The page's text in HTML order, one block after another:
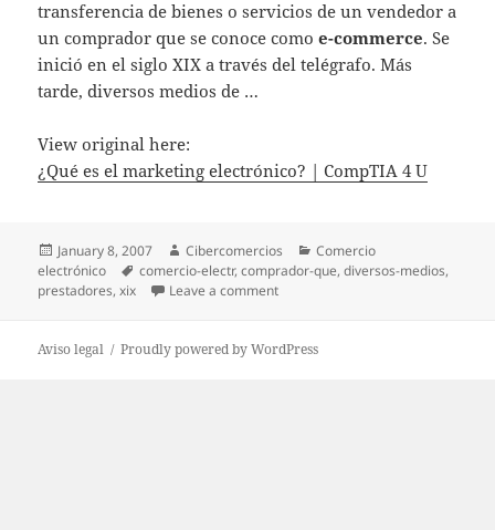
transferencia de bienes o servicios de un vendedor a
un comprador que se conoce comoe-commerce. Se
inició en el siglo XIX a través del telégrafo. Más
tarde, diversos medios de …
View original here:
¿Qué es el marketing electrónico? | CompTIA 4 U
Posted
on
January 8, 2007 Author
Cibercomercios Categories
Comercio
electrónico
Tags
comercio-electr,comprador-que,diversos-medios,
prestadores,xix Leave a comment
Aviso legal Proudly powered by WordPress